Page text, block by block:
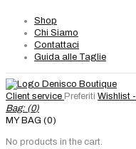
Shop
Chi Siamo
Contattaci
Guida alle Taglie
Client service Preferiti Wishlist -
Bag: (0)
MY BAG (0)
No products in the cart.